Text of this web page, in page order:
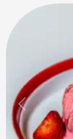
Previous